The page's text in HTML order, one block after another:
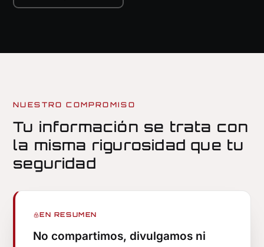
NUESTRO COMPROMISO
Tu información se trata con
la misma rigurosidad que tu
seguridad
EN RESUMEN
No compartimos, divulgamos ni